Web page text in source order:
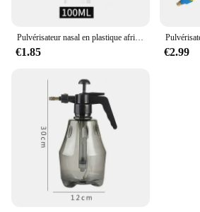
Pulvérisateur nasal en plastique africain blanc, 30/50/100ml, pompe HI, brumisateur antarctique, embouteillage quotidien, emballage, accessoire de voyage
€1.85 €2.99